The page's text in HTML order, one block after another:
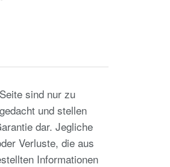
sind nur zu
und stellen
dar. Jegliche
Verluste, die aus
Informationen